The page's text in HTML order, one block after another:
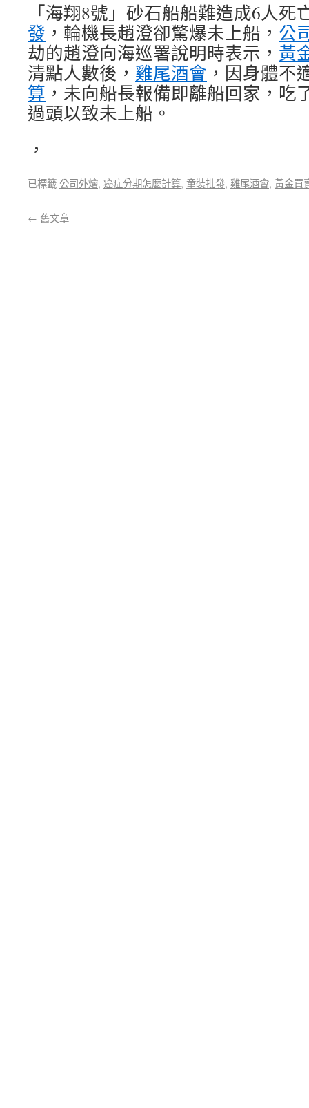
「海翔8號」砂石船船難造成6人死
發 ，輪機長趙澄卻驚爆未上船， 公
劫的趙澄向海巡署說明時表示， 黃
清點人數後， 雞尾酒會 ，因身體不
算 ，未向船長報備即離船回家，吃
過頭以致未上船。
，
已標籤 公司外燴, 癌症分期怎麼計算, 童裝批發, 雞尾酒會, 黃金買
← 舊文章